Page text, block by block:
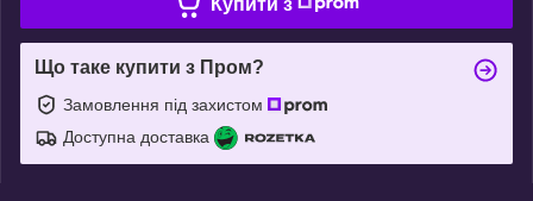
Що таке купити з Пром?
Замовлення під захистом
Доступна доставка